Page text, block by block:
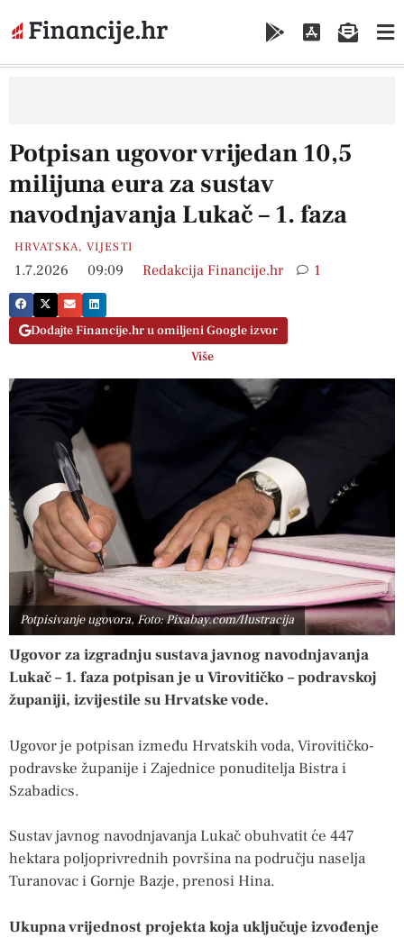
Potpisan ugovor vrijedan 10,5
milijuna eura za sustav
navodnjavanja Lukač – 1. faza
HRVATSKA,VIJESTI
1.7.2026 09:09 Redakcija Financije.hr 1
Dodajte Financije.hr u omiljeni Google izvor
Više
Potpisivanje ugovora, Foto: Pixabay.com/Ilustracija
Ugovor za izgradnju sustava javnog navodnjavanja
Lukač – 1. faza potpisan je u Virovitičko – podravskoj
županiji, izvijestile su Hrvatske vode.
Ugovor je potpisan između Hrvatskih voda, Virovitičko-
podravske županije i Zajednice ponuditelja Bistra i
Szabadics.
Sustav javnog navodnjavanja Lukač obuhvatit će 447
hektara poljoprivrednih površina na području naselja
Turanovac i Gornje Bazje, prenosi Hina.
Ukupna vrijednost projekta koja uključuje izvođenje